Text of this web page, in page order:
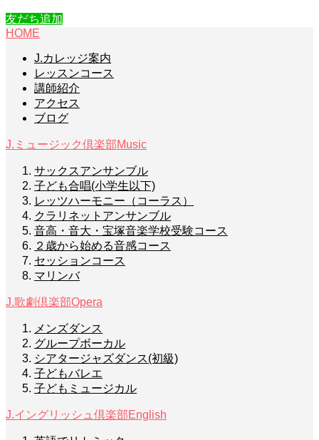
友だち追加
HOME
J.カレッジ案内
レッスンコース
講師紹介
アクセス
ブログ
J.ミュージック倶楽部Music
サックスアンサンブル
子ども合唱(小学生以下)
レッツハーモニー（コーラス）
クラリネットアンサンブル
音高・音大・宝塚音楽学校受験コース
２歳から始める音感コース
セッションコース
マリンバ
J.歌劇倶楽部Opera
メンズダンス
グループボーカル
シアタージャズダンス(初級)
子どもバレエ
子どもミュージカル
J.イングリッシュ倶楽部English